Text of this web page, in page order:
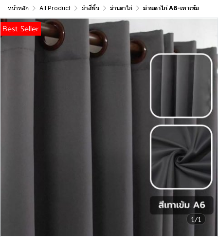
หน้าหลัก All Product ผ้าสีพื้น ม่านตาไก่ ม่านตาไก่ A6-เทาเข้ม
1/1
Best Seller